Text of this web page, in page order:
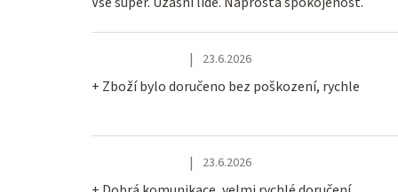
í
Hodnocení obchodu je 5 z 5 hvězdiček.
| 23.6.2026
+ Zboží bylo doručeno bez poškození, rychle
Hodnocení obchodu je 5 z 5 hvězdiček.
| 23.6.2026